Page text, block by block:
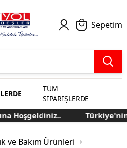
Sepetim
TÜM
SİPARİŞLERDE
Hoşgeldiniz.. Türkiye'nin
ve Bakım Ürünleri